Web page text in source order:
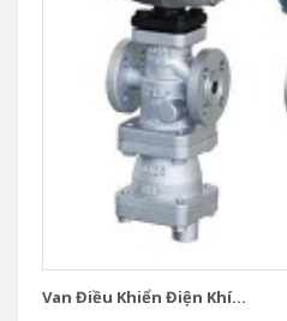
Van Điều Khiển Điện Khí...